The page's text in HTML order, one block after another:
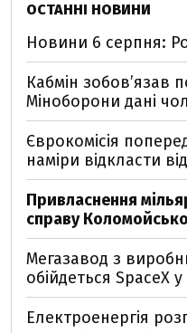
ОСТАННІ НОВИНИ
Новини 6 серпня:
Кабмін зобовʼязав
Міноборони дані
Єврокомісія
наміри відкласти
Привласнення
справу
Мегазавод з
обійдеться SpaceX
Електроенергія